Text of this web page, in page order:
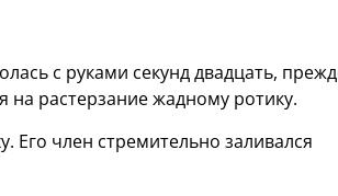
с руками секунд двадцать,
на растерзание жадному ротику.
Его член стремительно заливался